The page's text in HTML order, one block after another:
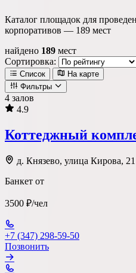
Каталог площадок для
корпоративов — 189 мест
найдено 189 мест
Сортировка:
Список
На карте
Фильтры
Локация
Метро Район Округ
Тип площадки
Ресторан
Банкетный зал
4 залов
4.9
Коттеджный
д. Князево, улица Кирова, 21
Банкет от
3500 ₽/чел
+7 (347) 298-59-50
Позвонить